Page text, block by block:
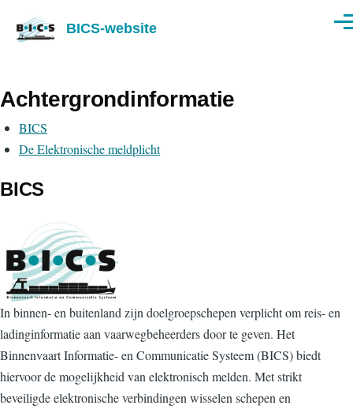
BICS-website
Achtergrondinformatie
BICS
De Elektronische meldplicht
BICS
In binnen- en buitenland zijn doelgroepschepen verplicht om reis- en
ladinginformatie aan vaarwegbeheerders door te geven. Het
Binnenvaart Informatie- en Communicatie Systeem (BICS) biedt
hiervoor de mogelijkheid van elektronisch melden. Met strikt
beveiligde elektronische verbindingen wisselen schepen en